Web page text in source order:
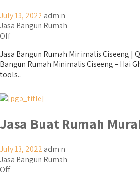
July 13, 2022 admin
Jasa Bangun Rumah
Off
Jasa Bangun Rumah Minimalis Ciseeng |
Bangun Rumah Minimalis Ciseeng – Hai
tools...
Jasa Buat Rumah
July 13, 2022 admin
Jasa Bangun Rumah
Off